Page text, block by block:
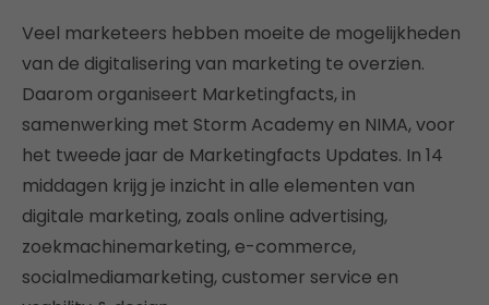
Veel marketeers hebben moeite de mogelijkheden
van de digitalisering van marketing te overzien.
Daarom organiseert Marketingfacts, in
samenwerking met Storm Academy en NIMA, voor
het tweede jaar de Marketingfacts Updates. In 14
middagen krijg je inzicht in alle elementen van
digitale marketing, zoals online advertising,
zoekmachinemarketing, e-commerce,
socialmediamarketing, customer service en